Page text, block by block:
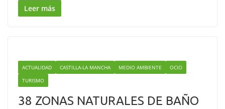
Leer más
ACTUALIDAD CASTILLA-LA MANCHA MEDIO AMBIENTE
OCIO
TURISMO
38 ZONAS NATURALES DE BAÑO